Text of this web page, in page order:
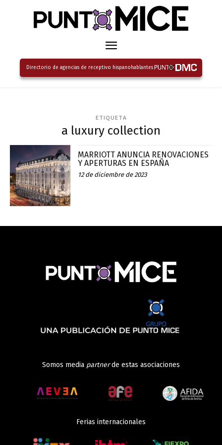
Directorio de agencias de receptivo hispanohablantes
ETIQUETA
a luxury collection
MARRIOTT ANUNCIA RENOVACIONES
Y APERTURAS EN ESPAÑA
12 de diciembre de 2023
Somos media partnerde estas asociaciones
Ferias internacionales